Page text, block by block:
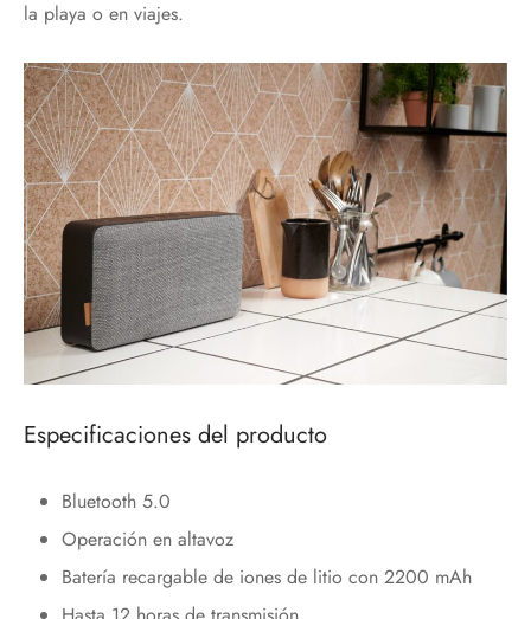
la playa o en viajes.
Especificaciones del producto
Bluetooth 5.0
Operación en altavoz
Batería recargable de iones de litio con 2200 mAh